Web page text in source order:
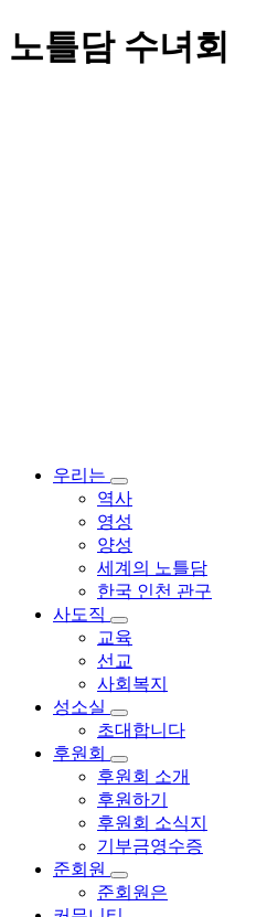
노틀담 수녀회
우리는
역사
영성
양성
세계의 노틀담
한국 인천 관구
사도직
교육
선교
사회복지
성소실
초대합니다
후원회
후원회 소개
후원하기
후원회 소식지
기부금영수증
준회원
준회원은